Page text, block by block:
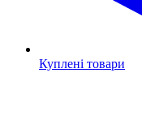
Куплені товари